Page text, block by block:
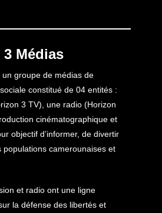
Médias
un groupe de médias de
constitué de 04 entités :
3 TV), une radio (Horizon
cinématographique et
objectif d’informer, de divertir
populations camerounaises et
et radio ont une ligne
la défense des libertés et